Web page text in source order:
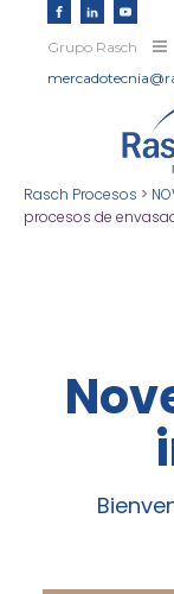
Grupo Rasch
Rasch Procesos >
procesos de